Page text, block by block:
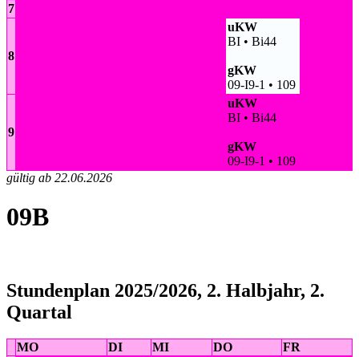
7
8
uKW
BI • Bi44
gKW
09-I9-1 • 109
9
uKW
BI • Bi44
gKW
09-I9-1 • 109
gültig ab 22.06.2026
09B
Stundenplan 2025/2026, 2. Halbjahr, 2.
Quartal
MO DI MI DO FR